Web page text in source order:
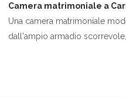
Camera matrimoniale a
Una camera matrimoniale
dall'ampio armadio